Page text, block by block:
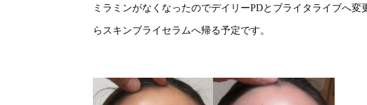
ミラミンがなくなったのでデイリーPDとブライタライブへ
らスキンブライセラムへ帰る予定です。